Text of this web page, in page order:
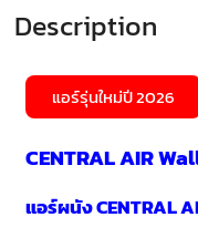
Description
แอร์รุ่นใหม่ปี 2026
CENTRAL AIR
แอร์ผนัง CENTRAL